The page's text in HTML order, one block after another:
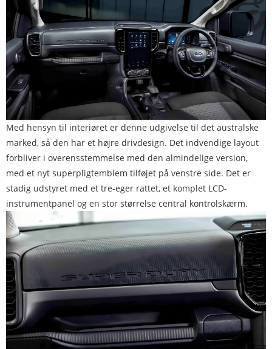
Med hensyn til interiøret er denne udgivelse til det australske
marked, så den har et højre drivdesign. Det indvendige layout
forbliver i overensstemmelse med den almindelige version,
med et nyt superpligtemblem tilføjet på venstre side. Det er
stadig udstyret med et tre-eger rattet, et komplet LCD-
instrumentpanel og en stor størrelse central kontrolskærm.